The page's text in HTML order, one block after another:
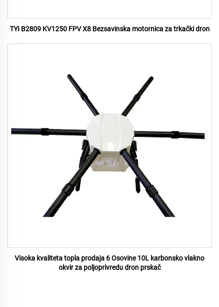
TYI B2809 KV1250 FPV X8 Bezsavinska motornica za trkački dron
Visoka kvaliteta topla prodaja 6 Osovine 10L karbonsko vlakno
okvir za poljoprivredu dron prskač